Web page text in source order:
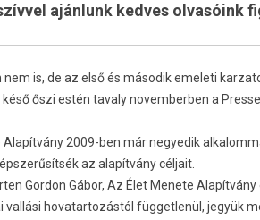
ajánlunk kedves olvasóink
nem is, de az első és második em­eleti
őszi estén tava­ly novem­berb­en a
2009-ben már negyedik
az alapítvány céljait.
Gor­don Gábor, Az Élet Menete
vallási hovatar­tozás­tól füg­getlenül, jegyük